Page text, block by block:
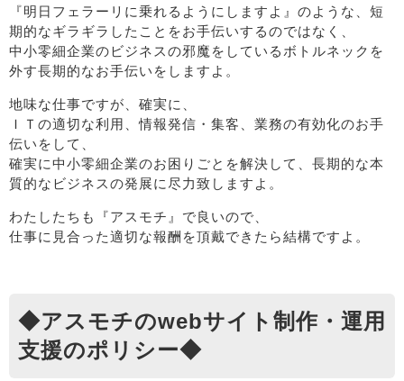
『明日フェラーリに乗れるようにしますよ』のような、短
期的なギラギラしたことをお手伝いするのではなく、
中小零細企業のビジネスの邪魔をしているボトルネックを
外す長期的なお手伝いをしますよ。
地味な仕事ですが、確実に、
ＩＴの適切な利用、情報発信・集客、業務の有効化のお手
伝いをして、
確実に中小零細企業のお困りごとを解決して、長期的な本
質的なビジネスの発展に尽力致しますよ。
わたしたちも『アスモチ』で良いので、
仕事に見合った適切な報酬を頂戴できたら結構ですよ。
◆アスモチのwebサイト制作・運用
支援のポリシー◆